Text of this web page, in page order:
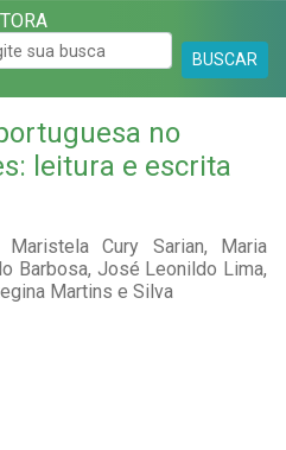
BUSCAR
no
leitura e escrita
Maristela Cury Sarian, Maria
Barbosa, José Leonildo Lima,
Martins e Silva